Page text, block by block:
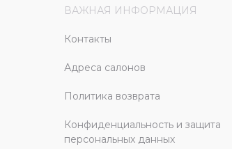
ВАЖНАЯ ИНФОРМАЦИЯ
Контакты
Адреса салонов
Политика возврата
Конфиденциальность и защита
персональных данных